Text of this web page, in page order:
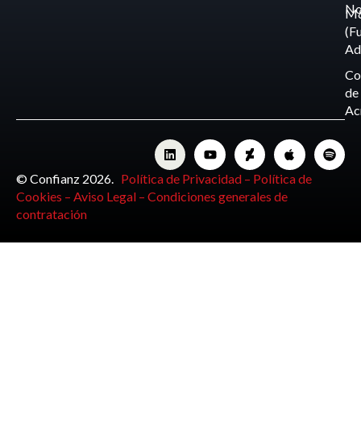
de
© Confianz 2026. Política de Privacidad – Política de
Cookies – Aviso Legal – Condiciones generales de
contratación